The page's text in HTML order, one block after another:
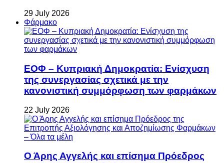
29 July 2026
Φάρμακο
ΕΟΦ – Κυπριακή Δημοκρατία: Ενίσχυση
της συνεργασίας σχετικά με την
κανονιστική συμμόρφωση των φαρμάκων
22 July 2026
Ο Άρης Αγγελής και επίσημα Πρόεδρος